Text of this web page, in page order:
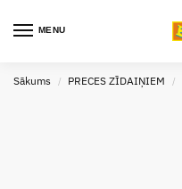
MENU
Sākums / PRECES ZĪDAIŅIEM /